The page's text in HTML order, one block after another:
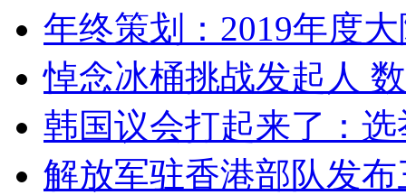
年终策划：2019年度
悼念冰桶挑战发起人
韩国议会打起来了：
解放军驻香港部队发